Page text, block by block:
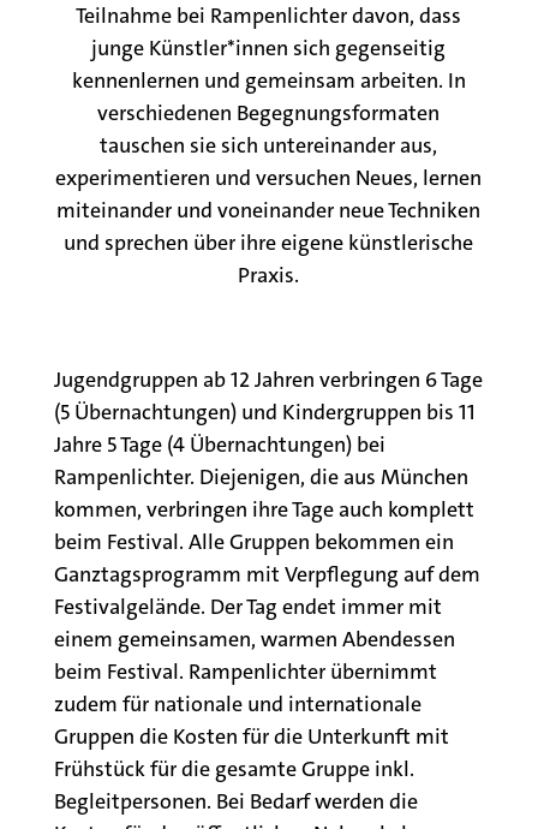
Teilnahme bei Rampenlichter davon, dass
junge Künstler*innen sich gegenseitig
kennenlernen und gemeinsam arbeiten. In
verschiedenen Begegnungsformaten
tauschen sie sich untereinander aus,
experimentieren und versuchen Neues, lernen
miteinander und voneinander neue Techniken
und sprechen über ihre eigene künstlerische
Praxis.
Jugendgruppen ab 12 Jahren verbringen 6 Tage
(5 Übernachtungen) und Kindergruppen bis 11
Jahre 5 Tage (4 Übernachtungen) bei
Rampenlichter. Diejenigen, die aus München
kommen, verbringen ihre Tage auch komplett
beim Festival. Alle Gruppen bekommen ein
Ganztagsprogramm mit Verpflegung auf dem
Festivalgelände. Der Tag endet immer mit
einem gemeinsamen, warmen Abendessen
beim Festival. Rampenlichter übernimmt
zudem für nationale und internationale
Gruppen die Kosten für die Unterkunft mit
Frühstück für die gesamte Gruppe inkl.
Begleitpersonen. Bei Bedarf werden die